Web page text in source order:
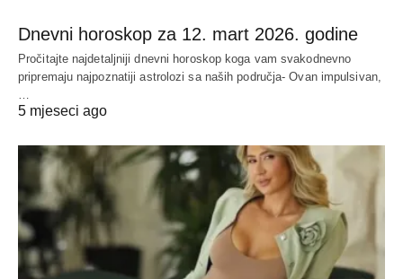
Dnevni horoskop za 12. mart 2026. godine
Pročitajte najdetaljniji dnevni horoskop koga vam svakodnevno
pripremaju najpoznatiji astrolozi sa naših područja- Ovan impulsivan,
…
5 mjeseci ago